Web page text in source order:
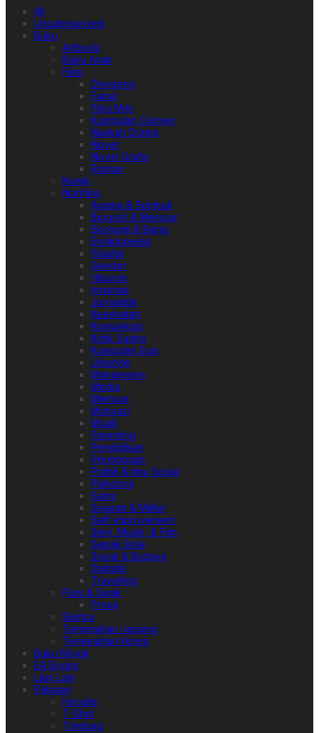
All
Uncategorized
Buku
Artbook
Buku Anak
Fiksi
Dongeng
Fabel
Fiksi Mini
Kumpulan Cerpen
Naskah Drama
Novel
Novel Grafis
Roman
Komik
Nonfiksi
Agama & Spiritual
Biografi & Memoar
Ekonomi & Bisnis
Ensiklopedia
Filsafat
Gender
Hiburan
Inspirasi
Jurnalistik
Kesehatan
Komunikasi
Kritik Sastra
Kumpulan Esai
Lifestyle
Manajemen
Media
Memoar
Motivasi
Musik
Parenting
Pendidikan
Perempuan
Politik & Ilmu Sosial
Psikologi
Sains
Sejarah & Militer
Self-improvement
Seni, Musik, & Film
Sepak Bola
Sosial & Budaya
Statistik
Travelling
Puisi & Sajak
Prosa
Sketsa
Terjemahan Jepang
Terjemahan Korea
Buku Mojok
EA Books
Lain-Lain
Pakaian
Hoodie
T-Shirt
Totebag